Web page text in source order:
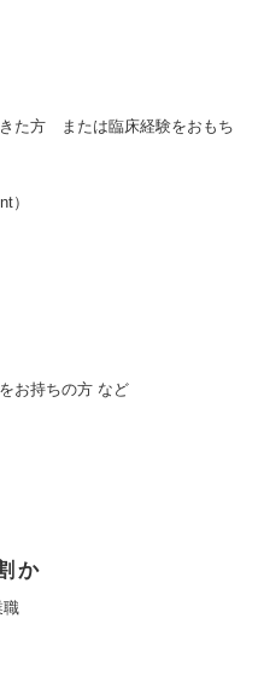
た方 または臨床経験をおもち
）
お持ちの方 など
か
職